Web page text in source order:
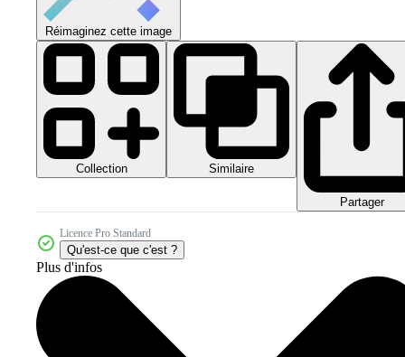
Réimaginez cette image
Collection Similaire
Partager
Licence Pro Standard
Qu'est-ce que c'est ?
Plus d'infos